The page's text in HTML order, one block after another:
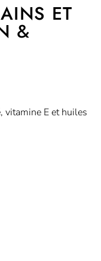
ET
&
vitamine E et huiles